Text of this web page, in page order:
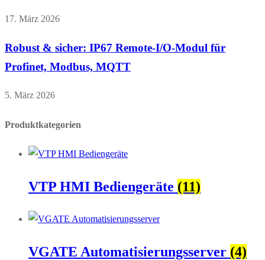
17. März 2026
Robust & sicher: IP67 Remote-I/O-Modul für
Profinet, Modbus, MQTT
5. März 2026
Produktkategorien
VTP HMI Bediengeräte (11)
VGATE Automatisierungsserver (4)